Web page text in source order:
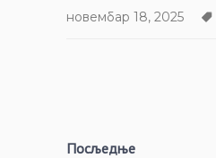
новембар 18, 2025
Посљедње